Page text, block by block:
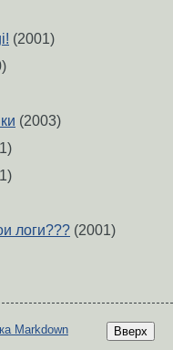
(2001)
(2003)
логи??? (2001)
Вверх
Markdown